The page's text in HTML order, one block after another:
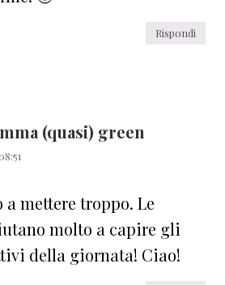
Rispondi
(quasi) green
a mettere troppo. Le
molto a capire gli
della giornata! Ciao!